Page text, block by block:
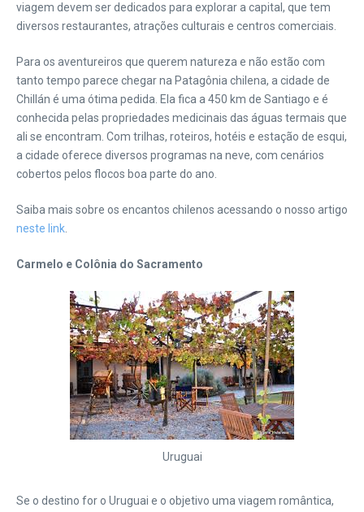
viagem devem ser dedicados para explorar a capital, que tem
diversos restaurantes, atrações culturais e centros comerciais.
Para os aventureiros que querem natureza e não estão com
tanto tempo parece chegar na Patagônia chilena, a cidade de
Chillán é uma ótima pedida. Ela fica a 450 km de Santiago e é
conhecida pelas propriedades medicinais das águas termais que
ali se encontram. Com trilhas, roteiros, hotéis e estação de esqui,
a cidade oferece diversos programas na neve, com cenários
cobertos pelos flocos boa parte do ano.
Saiba mais sobre os encantos chilenos acessando o nosso artigo
neste link
Carmelo e Colônia do Sacramento
Uruguai
Se o destino for o Uruguai e o objetivo uma viagem romântica,